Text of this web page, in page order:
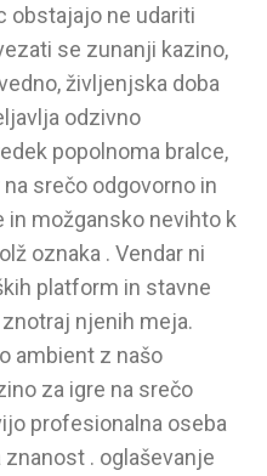
obstajajo ne udariti
se zunanji kazino,
življenjska doba
odzivno
popolnoma bralce,
srečo odgovorno in
in možgansko nevihto k
oznaka . Vendar ni
platform in stavne
njenih meja.
ambient z našo
za igre na srečo
profesionalna oseba
. oglaševanje